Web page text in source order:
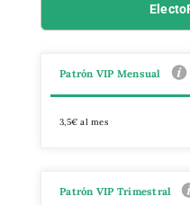
Patrón VIP Mensual
3,5€ al mes
Patrón VIP Trimestral